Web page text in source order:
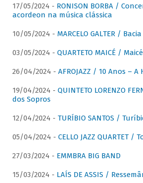
17/05/2024 - RONISON BORBA /
acordeon na música clássica
10/05/2024 - MARCELO GALTER /
03/05/2024 - QUARTETO MAICÉ /
26/04/2024 - AFROJAZZ / 10 Anos – A
19/04/2024 - QUINTETO LORENZO
dos Sopros
12/04/2024 - TURÍBIO SANTOS /
05/04/2024 - CELLO JAZZ QUARTET /
27/03/2024 - EMMBRA BIG BAND
15/03/2024 - LAÍS DE ASSIS /